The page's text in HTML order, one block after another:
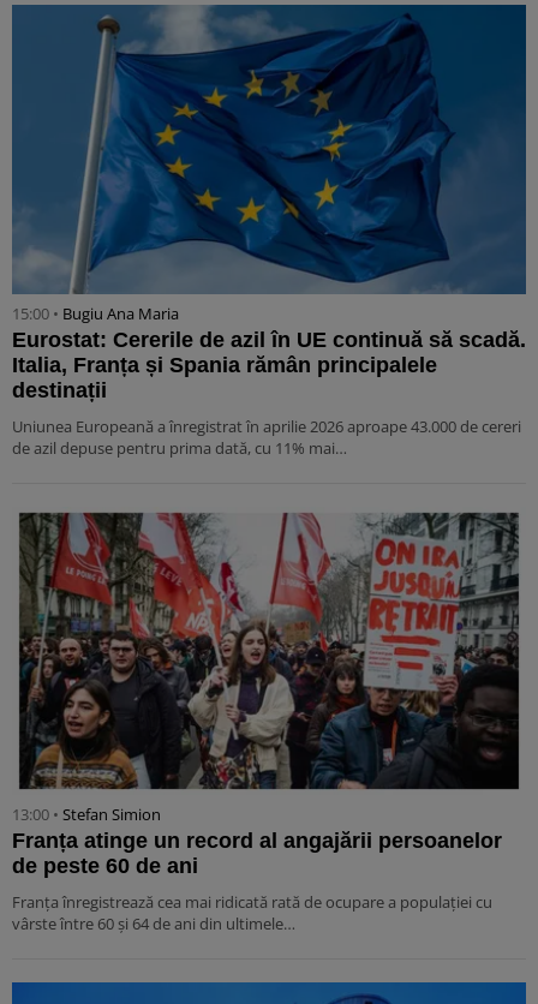
15:00 • Bugiu ⁠Ana Maria
Eurostat: Cererile de azil în UE continuă să scadă.
Italia, Franța și Spania rămân principalele
destinații
Uniunea Europeană a înregistrat în aprilie 2026 aproape 43.000 de cereri
de azil depuse pentru prima dată, cu 11% mai…
13:00 • Stefan Simion
Franța atinge un record al angajării persoanelor
de peste 60 de ani
Franța înregistrează cea mai ridicată rată de ocupare a populației cu
vârste între 60 și 64 de ani din ultimele…